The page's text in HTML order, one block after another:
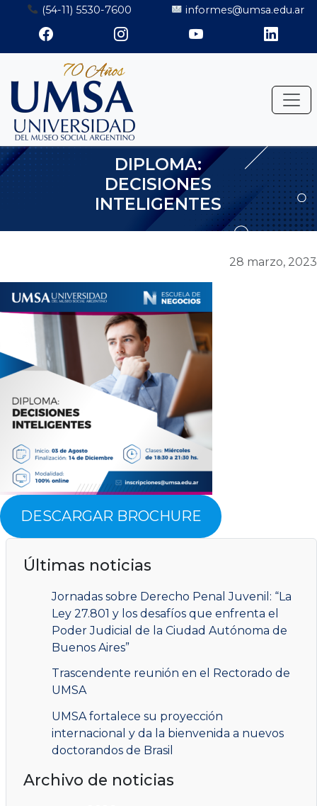
Saltar
contenido
(54-11) 5530-7600 informes@umsa.edu.ar
DIPLOMA:
DECISIONES
INTELIGENTES
28 marzo, 2023
DESCARGAR BROCHURE
Últimas noticias
Jornadas sobre Derecho Penal Juvenil: “La
Ley 27.801 y los desafíos que enfrenta el
Poder Judicial de la Ciudad Autónoma de
Buenos Aires”
Trascendente reunión en el Rectorado de
UMSA
UMSA fortalece su proyección
internacional y da la bienvenida a nuevos
doctorandos de Brasil
Archivo de noticias